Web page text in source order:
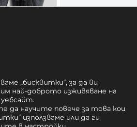
Leone
Купи
„бисквитки“, за да ви
най-доброто изживяване на
да научите повече за това кои
използваме или да ги